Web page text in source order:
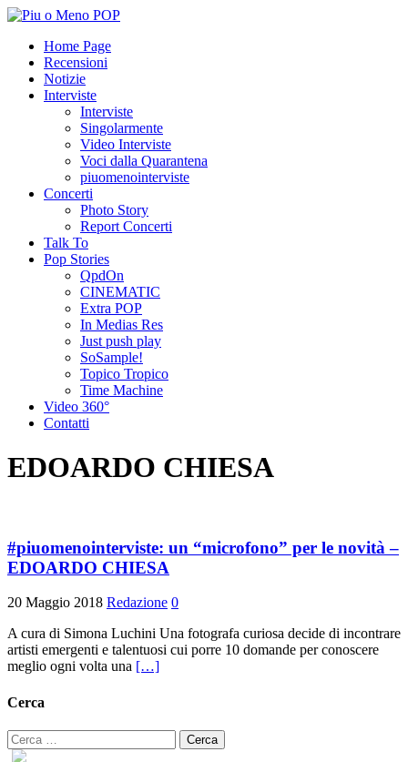
Home Page
Recensioni
Notizie
Interviste
Interviste
Singolarmente
Video Interviste
Voci dalla Quarantena
piuomenointerviste
Concerti
Photo Story
Report Concerti
Talk To
Pop Stories
QpdOn
CINEMATIC
Extra POP
In Medias Res
Just push play
SoSample!
Topico Tropico
Time Machine
Video 360°
Contatti
EDOARDO CHIESA
#piuomenointerviste: un “microfono” per le novità –
EDOARDO CHIESA
20 Maggio 2018 Redazione 0
A cura di Simona Luchini Una fotografa curiosa decide di incontrare
artisti emergenti e talentuosi cui porre 10 domande per conoscere
meglio ogni volta una […]
Cerca
Ricerca
per: